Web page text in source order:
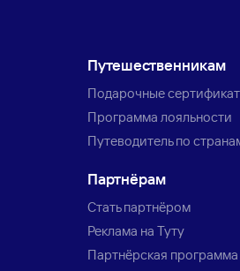
Путешественникам
Подарочные
Программа лояльности
Путеводитель по
Партнёрам
Стать партнёром
Реклама на Туту
Партнёрская программа